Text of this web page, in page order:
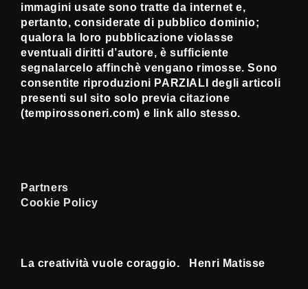
immagini usate sono tratte da internet e,
pertanto, considerate di pubblico dominio;
qualora la loro pubblicazione violasse
eventuali diritti d’autore, è sufficiente
segnalarcelo affinchè vengano rimosse. Sono
consentite riproduzioni PARZIALI degli articoli
presenti sul sito solo previa citazione
(tempirossoneri.com) e link allo stesso.
Partners
Cookie Policy
La creatività vuole coraggio. Henri Matisse